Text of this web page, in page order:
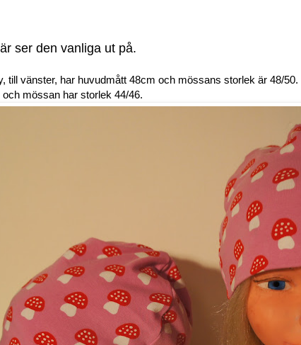
ser den vanliga ut på.
till vänster, har huvudmått 48cm och mössans storlek är 48/
mössan har storlek 44/46.